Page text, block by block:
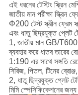
এই ধরনের টেস্টিং স্ক্রিন
জাতীয় মান পরীক্ষা স্ক্রিন
Φ200 টেস্ট স্ক্রীন ফ্রেম
এবং ধাতু ছিদ্রযুক্ত প্লেট
1, জাতীয় মান GB/
ব্যবহার করে ধাতব তারের
1:190 এর সাথে সঙ্গতি
সিরিজ, পিতল, টিনের
2, ধাতু ছিদ্রযুক্ত প্লেট
মিমি স্পেসিফিকেশনের